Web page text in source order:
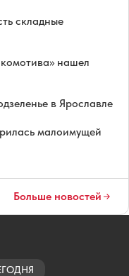
складные
нашел
в Ярославле
малоимущей
Больше новостей